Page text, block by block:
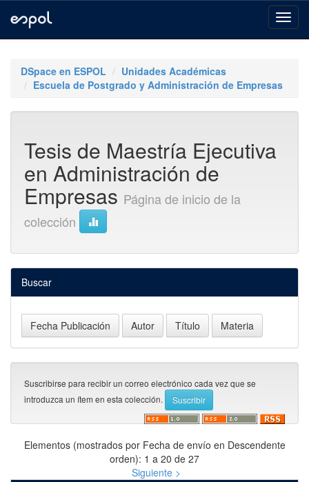
navigationDSpace en ESPOL
Unidades Académicas
Escuela de Postgrado y Administración de Empresas
Tesis de Maestría Ejecutiva
en Administración de
Empresas Página de inicio de la
colección
Buscar
Suscribirse para recibir un correo electrónico cada vez que se
introduzca un ítem en esta colección.
Elementos (mostrados por Fecha de envío en Descendente
orden): 1 a 20 de 27
Siguiente >